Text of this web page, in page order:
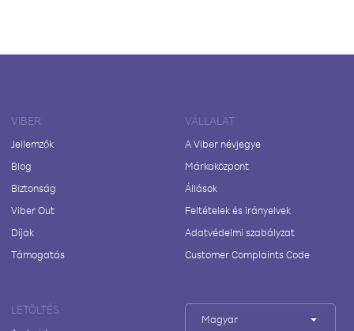
VIBER
Jellemzők
Blog
Biztonság
Viber Out
Díjak
Támogatás
VÁLLALAT
A Viber névjegye
Márkaközpont
Állások
Feltételek és irányelvek
Adatvédelmi szabályzat
Customer Complaints Code
LETÖLTÉS
Magyar